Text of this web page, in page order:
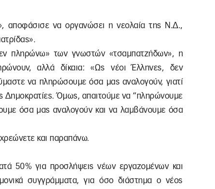
αποφάσισε να οργανώσει η νεολαία της Ν.Δ.,
πληρώνω» των γνωστών «τσαμπατζήδων», η
αλλά δίκαια: «Ως νέοι Έλληνες, δεν
να πληρώσουμε όσα μας αναλογούν, γιατί
Δημοκρατίες. Όμως, απαιτούμε να “πληρώνουμε
όσα μας αναλογούν και να λαμβάνουμε όσα
και παραπάνω.
50% για προσλήψεις νέων εργαζομένων και
συγγράμματα, για όσο διάστημα ο νέος